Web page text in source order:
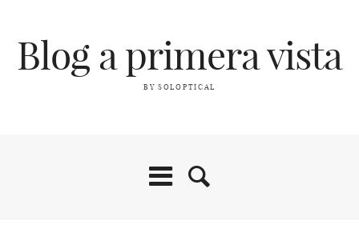
Blog a primera vista
BY SOLOPTICAL